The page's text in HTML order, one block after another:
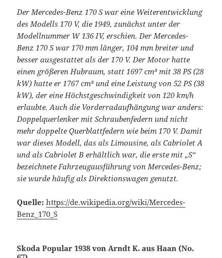
Der Mercedes-Benz 170 S war eine Weiterentwicklung
des Modells 170 V, die 1949, zunächst unter der
Modellnummer W 136 IV, erschien. Der Mercedes-
Benz 170 S war 170 mm länger, 104 mm breiter und
besser ausgestattet als der 170 V. Der Motor hatte
einen größeren Hubraum, statt 1697 cm³ mit 38 PS (28
kW) hatte er 1767 cm³ und eine Leistung von 52 PS (38
kW), der eine Höchstgeschwindigkeit von 120 km/h
erlaubte. Auch die Vorderradaufhängung war anders:
Doppelquerlenker mit Schraubenfedern und nicht
mehr doppelte Querblattfedern wie beim 170 V. Damit
war dieses Modell, das als Limousine, als Cabriolet A
und als Cabriolet B erhältlich war, die erste mit „S“
bezeichnete Fahrzeugausführung von Mercedes-Benz;
sie wurde häufig als Direktionswagen genutzt.
Quelle: https://de.wikipedia.org/wiki/Mercedes-
Benz_170_S
Skoda Popular 1938 von Arndt K. aus Haan (No.